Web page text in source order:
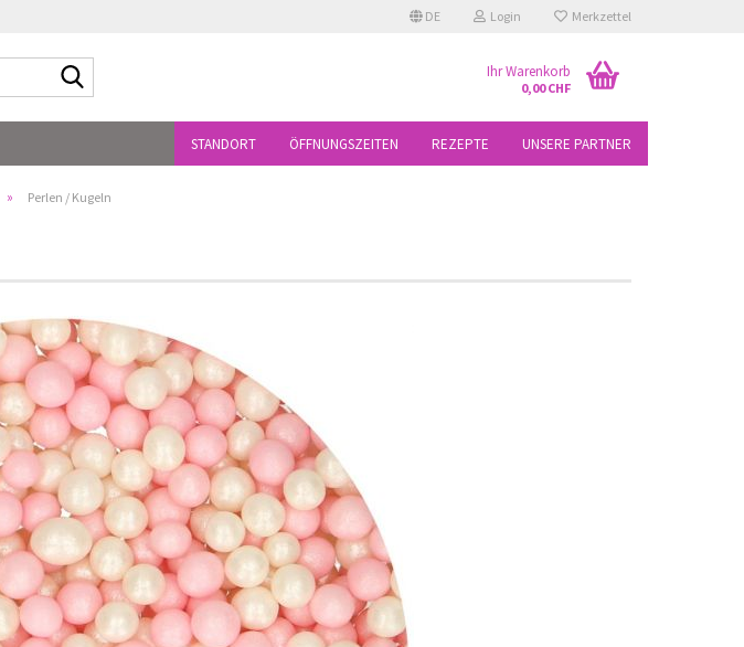
DE Login Merkzettel
Ihr Warenkorb
0,00 CHF
STANDORT ÖFFNUNGSZEITEN REZEPTE UNSERE PARTNER
» Perlen / Kugeln